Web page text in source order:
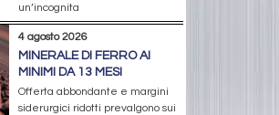
un’incognita
4 agosto 2026
MINERALE DI FERRO AI
MINIMI DA 13 MESI
Offerta abbondante e margini
siderurgici ridotti prevalgono sui